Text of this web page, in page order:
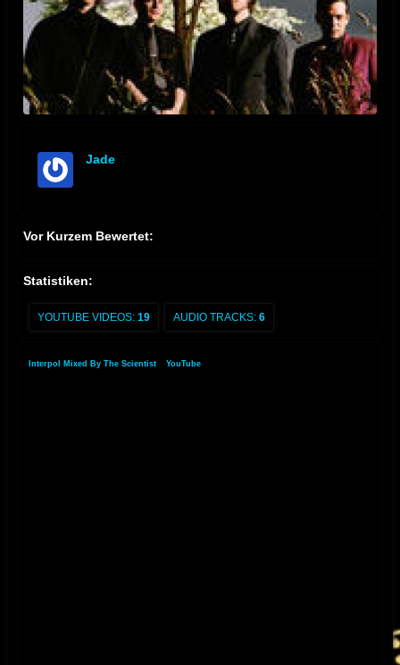
Jade
Vor Kurzem Bewertet:
Statistiken:
YOUTUBE VIDEOS: 19 AUDIO TRACKS: 6
Interpol Mixed By The Scientist YouTube